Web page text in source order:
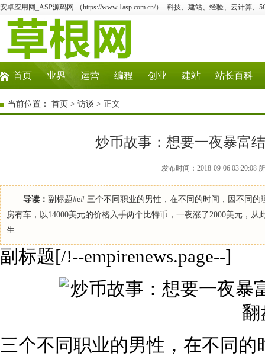
安卓应用网_ASP源码网 （https://www.1asp.com.cn/）- 科技、建站、经验、云计算、
首页 业界 运营 编程 创业 建站 站长百科
当前位置： 首页 > 访谈 > 正文
炒币故事：想要一夜暴富
发布时间：2018-09-06 03:20:08
导读： 副标题#e# 三个不同职业的男性，在不同的时间，因不同
房有车，以14000美元的价格入手两个比特币，一夜涨了2000美元，
生
副标题[/!--empirenews.page--]
三个不同职业的男性，在不同